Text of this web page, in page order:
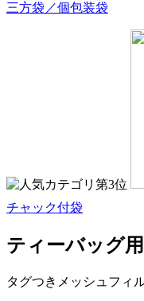
三方袋／個包装袋
チャック付袋
ティーバッグ
タグつきメッシュフィ